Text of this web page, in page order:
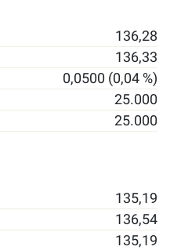
136,28
136,33
0,0500 (0,04 %)
25.000
25.000
135,19
136,54
135,19